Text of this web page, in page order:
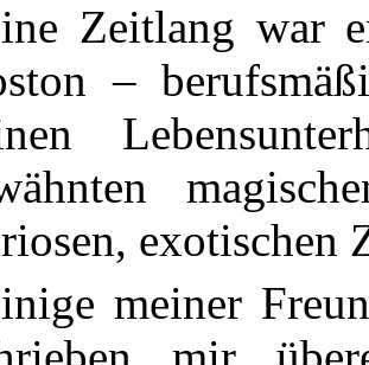
Zeitlang war
–
exotischen
meiner